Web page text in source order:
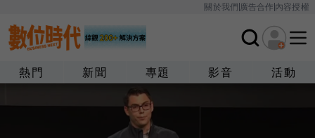
關於我們廣告合作內容授權
熱門 新聞 專題 影音 活動